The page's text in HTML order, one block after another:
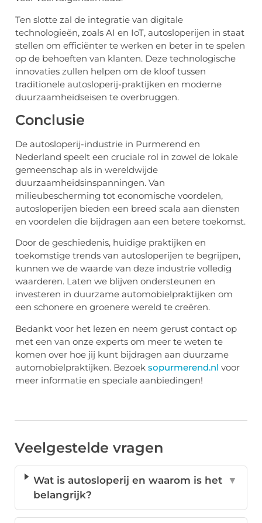
Ten slotte zal de integratie van digitale
technologieën, zoals AI en IoT, autosloperijen in staat
stellen om efficiënter te werken en beter in te spelen
op de behoeften van klanten. Deze technologische
innovaties zullen helpen om de kloof tussen
traditionele autosloperij-praktijken en moderne
duurzaamheidseisen te overbruggen.
Conclusie
De autosloperij-industrie in Purmerend en
Nederland speelt een cruciale rol in zowel de lokale
gemeenschap als in wereldwijde
duurzaamheidsinspanningen. Van
milieubescherming tot economische voordelen,
autosloperijen bieden een breed scala aan diensten
en voordelen die bijdragen aan een betere toekomst.
Door de geschiedenis, huidige praktijken en
toekomstige trends van autosloperijen te begrijpen,
kunnen we de waarde van deze industrie volledig
waarderen. Laten we blijven ondersteunen en
investeren in duurzame automobielpraktijken om
een schonere en groenere wereld te creëren.
Bedankt voor het lezen en neem gerust contact op
met een van onze experts om meer te weten te
komen over hoe jij kunt bijdragen aan duurzame
automobielpraktijken. Bezoek sopurmerend.nl voor
meer informatie en speciale aanbiedingen!
Veelgestelde vragen
Wat is autosloperij en waarom is het
belangrijk?
▼